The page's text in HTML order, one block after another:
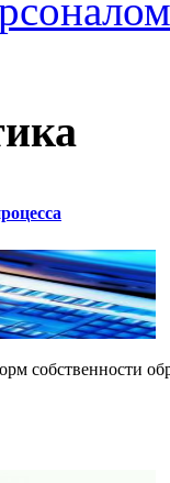
собственности